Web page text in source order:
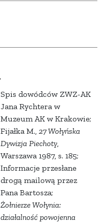
Spis dowódców ZWZ-AK
Jana Rychtera w
Muzeum AK w Krakowie;
Fijałka M., 27 Wołyńska
Dywizja Piechoty,
Warszawa 1987, s. 185;
Informacje przesłane
drogą mailową przez
Pana Bartosza;
Żołnierze Wołynia:
działalność powojenna